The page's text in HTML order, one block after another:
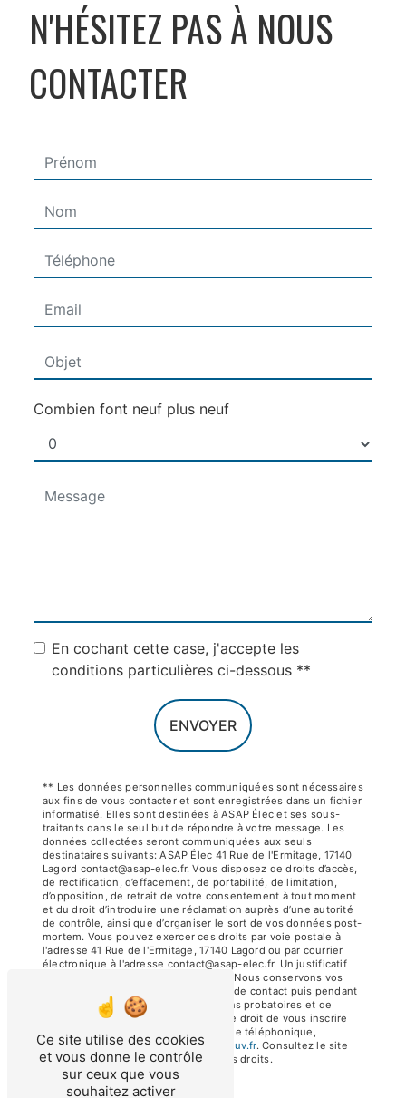
N'HÉSITEZ PAS À NOUS
CONTACTER
Combien font neuf plus neuf
En cochant cette case, j'accepte les
conditions particulières ci-dessous **
ENVOYER
** Les données personnelles communiquées sont nécessaires
aux fins de vous contacter et sont enregistrées dans un fichier
informatisé. Elles sont destinées à ASAP Élec et ses sous-
traitants dans le seul but de répondre à votre message. Les
données collectées seront communiquées aux seuls
destinataires suivants: ASAP Élec 41 Rue de l'Ermitage, 17140
Lagord contact@asap-elec.fr. Vous disposez de droits d’accès,
de rectification, d’effacement, de portabilité, de limitation,
d’opposition, de retrait de votre consentement à tout moment
et du droit d’introduire une réclamation auprès d’une autorité
de contrôle, ainsi que d’organiser le sort de vos données post-
mortem. Vous pouvez exercer ces droits par voie postale à
l'adresse 41 Rue de l'Ermitage, 17140 Lagord ou par courrier
électronique à l'adresse contact@asap-elec.fr. Un justificatif
d'identité pourra vous être demandé. Nous conservons vos
données pendant la période de prise de contact puis pendant
la durée de prescription légale aux fins probatoires et de
gestion des contentieux. Vous avez le droit de vous inscrire
sur la liste d'opposition au démarchage téléphonique,
disponible à cette adresse: Bloctel.gouv.fr. Consultez le site
cnil.fr pour plus d’informations sur vos droits.
Ce site utilise des cookies
et vous donne le contrôle
sur ceux que vous
souhaitez activer